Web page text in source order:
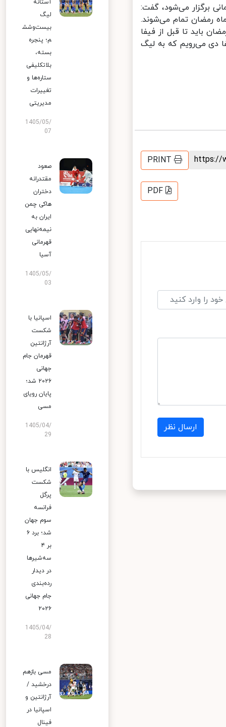
برگزار می‌شود، گفت:
رمضان تمام می‌شوند.
آن. 5هفته بعد از ماه رمضان باید تا قبل از فیفا
دی می‌رویم که به لیگ
PRINT
PDF
ارسال نظر
آستانه
لیگ
بیست‌وشش
م؛ پنجره
بسته،
بلاتکلیفی
ستاره‌ها و
تغییرات
مدیریتی
1405/05/
07
صعود
مقتدرانه
دختران
هاکی چمن
ایران به
نیمه‌نهایی
قهرمانی
آسیا
1405/05/
03
اسپانیا با
شکست
آرژانتین
قهرمان جام
جهانی
۲۰۲۶ شد؛
پایان رویای
مسی
1405/04/
29
انگلیس با
شکست
پرگل
فرانسه
سوم جهان
شد؛ برد ۶
بر ۴
سه‌شیرها
در دیدار
رده‌بندی
جام جهانی
۲۰۲۶
1405/04/
28
مسی بازهم
درخشید /
آرژانتین و
اسپانیا در
فینال